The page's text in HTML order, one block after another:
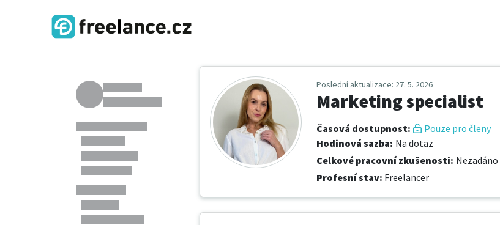
Poslední aktualizace: 27. 5. 2026
Marketing specialist
Časová dostupnost:
Pouze pro členy
Hodinová sazba: Na dotaz
Celkové pracovní zkušenosti: Nezadáno
Profesní stav: Freelancer